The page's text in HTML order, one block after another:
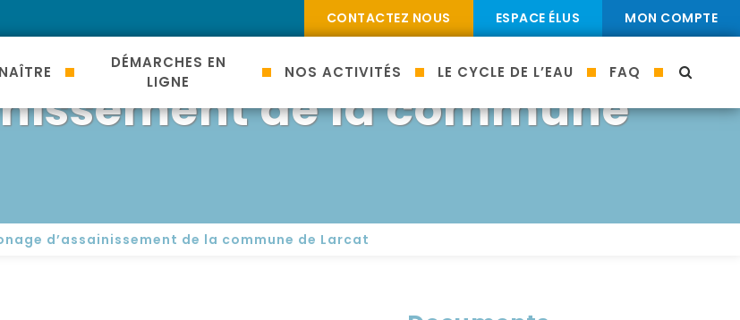
CONTACTEZ NOUS ESPACE ÉLUS MON COMPTE
DÉMARCHES EN
LIGNE
NOS ACTIVITÉS LE CYCLE DE L’EAU FAQ
publique relative au
de la commune
d’assainissement de la commune de Larcat